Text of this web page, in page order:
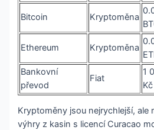
Bitcoin Kryptoměna
Ethereum Kryptoměna
Bankovní
převod
Fiat
1
Kč
Kryptoměny jsou nejrychlejší, ale
výhry z kasin s licencí Curacao